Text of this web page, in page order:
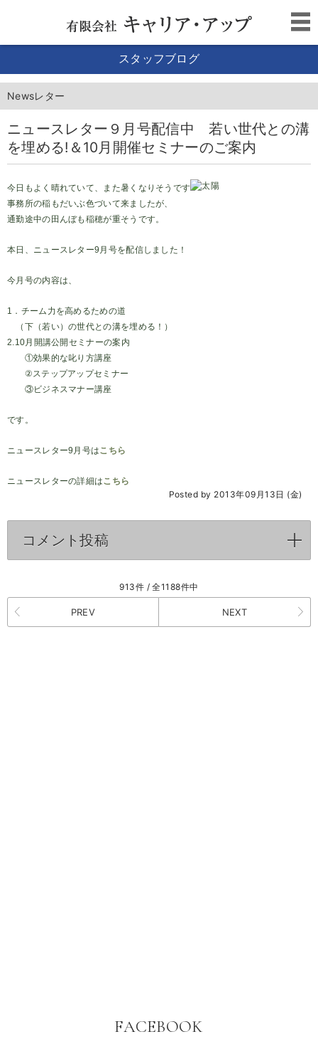
スタッフブログ
Newsレター
ニュースレター９月号配信中 若い世代との溝
を埋める!＆10月開催セミナーのご案内
今日もよく晴れていて、また暑くなりそうです
事務所の稲もだいぶ色づいて来ましたが、
通勤途中の田んぼも稲穂が重そうです。
本日、ニュースレター9月号を配信しました！
今月号の内容は、
1．チーム力を高めるための道
（下（若い）の世代との溝を埋める！）
2.10月開講公開セミナーの案内
①効果的な叱り方講座
②ステップアップセミナー
③ビジネスマナー講座
です。
ニュースレター9月号はこちら
ニュースレターの詳細はこちら
Posted by 2013年09月13日 (金)
コメント投稿
913件 / 全1188件中
PREV NEXT
FACEBOOK